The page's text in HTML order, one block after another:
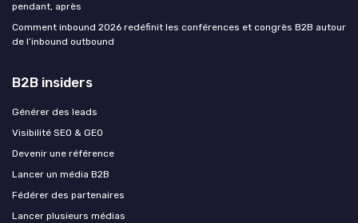
pendant, après
Comment inbound 2026 redéfinit les conférences et congrès B2B autour
de l’inbound outbound
B2B insiders
Générer des leads
Visibilité SEO & GEO
Devenir une référence
Lancer un média B2B
Fédérer des partenaires
Lancer plusieurs médias